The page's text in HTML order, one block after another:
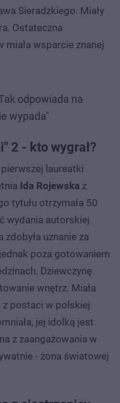
Sieradzkiego. Miały
Ostateczna
miała wsparcie znanej
odpowiada na
wypada"
2 - kto wygrał?
laureatki
Ida Rojewska z
tytułu otrzymała 50
wydania autorskiej
uznanie za
poza gotowaniem
Dziewczynę
wnętrz. Miała
z postaci w polskiej
jej idolką jest
z zaangażowania w
- żona światowej